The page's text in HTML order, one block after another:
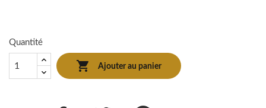
Quantité
 Ajouter au panier